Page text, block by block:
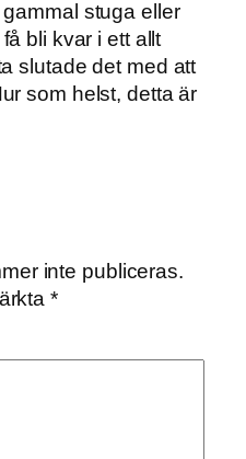
stuga eller
bli kvar i ett allt
slutade det med att
som helst, detta är
inte publiceras.
*